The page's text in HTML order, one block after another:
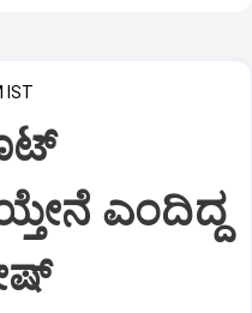
IST
ಎಂದಿದ್ದ